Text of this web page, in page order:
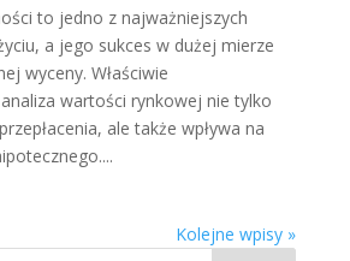
to jedno z najważniejszych
a jego sukces w dużej mierze
wyceny. Właściwie
wartości rynkowej nie tylko
ale także wpływa na
Kolejne wpisy »